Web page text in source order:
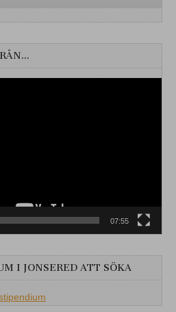
07:55
I JONSERED ATT SÖKA